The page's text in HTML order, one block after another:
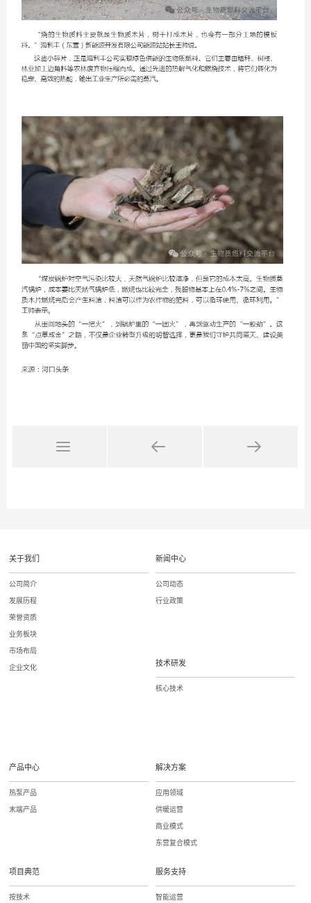
关于我们
公司简介
发展历程
荣誉资质
业务板块
市场布局
企业文化
新闻中心
公司动态
行业政策
技术研发
核心技术
产品中心
热泵产品
末端产品
解决方案
应用领域
供暖运营
商业模式
东营复合模式
项目典范
按技术
服务支持
智能运营